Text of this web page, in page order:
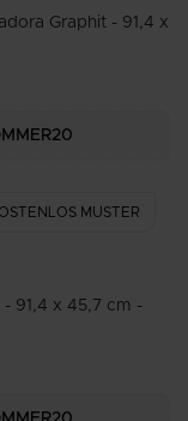
Graphit - 91,4 x
MUSTER
91,4 x 45,7 cm -